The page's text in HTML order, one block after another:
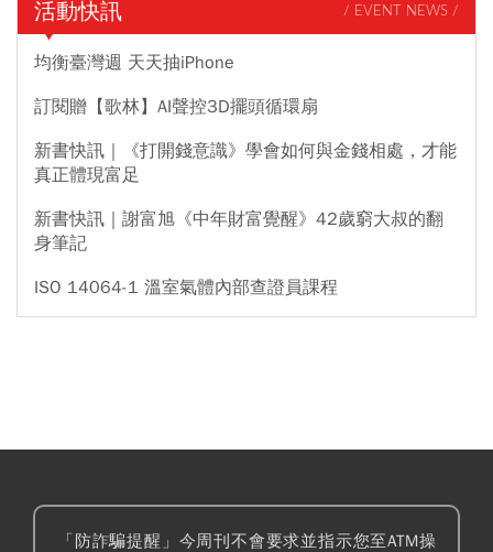
活動快訊 / EVENT NEWS /
均衡臺灣週 天天抽iPhone
訂閱贈【歌林】AI聲控3D擺頭循環扇
新書快訊｜《打開錢意識》學會如何與金錢相處，才能
真正體現富足
新書快訊｜謝富旭《中年財富覺醒》42歲窮大叔的翻
身筆記
ISO 14064-1 溫室氣體內部查證員課程
「防詐騙提醒」今周刊不會要求並指示您至ATM操